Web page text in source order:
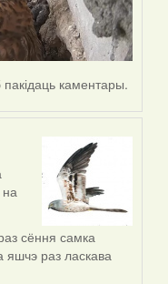
пакідаць каментары.
на
сёння самка
яшчэ раз ласкава